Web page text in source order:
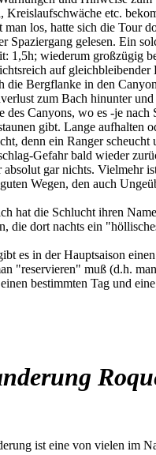
Kreislaufschwäche etc.
man los, hatte sich die Tour
Spaziergang gelesen. Ein
1,5h; wiederum großzügig
auf gleichbleibender
die Bergflanke in den
zum Bach hinunter und
des Canyons, wo es -je nach
gibt. Lange aufhalten
denn ein Ranger scheucht
Gefahr bald wieder
absolut gar nichts. Vielmehr
Wegen, den auch
hat die Schlucht ihren
die dort nachts ein
es in der Hauptsaison
"reservieren" muß (d.h.
bestimmten Tag und
ist eine von vielen im